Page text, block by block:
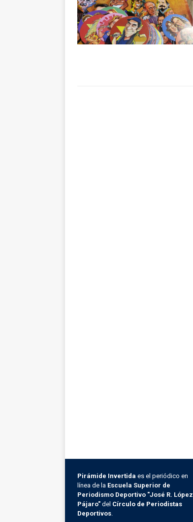
Pirámide Invertida es el periódico en
línea de la Escuela Superior de
Periodismo Deportivo "José R. López
Pájaro" del Círculo de Periodistas
Deportivos